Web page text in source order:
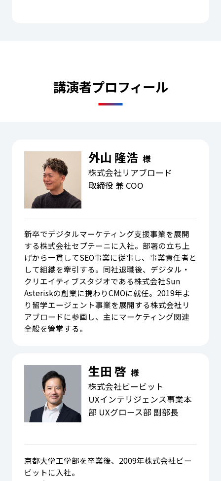
講演者プロフィール
外山 隆浩 様
株式会社リアブロード
取締役 兼 COO
新卒でデジタルマーケティング支援事業を展開
する株式会社セプテーニに入社。部署の立ち上
げから一貫してSEO事業に従事し、事業責任者と
して組織を牽引する。同社退職後、デジタル・
クリエイティブスタジオである株式会社Sun
Asteriskの創業に携わりCMOに就任。2019年よ
り留学エージェント事業を展開する株式会社リ
アブロードに参画し、主にマーケティング関連
全般を管掌する。
生田 啓 様
株式会社ビービット
UXインテリジェンス事業本
部 UXグロース部 副部長
京都大学工学部を卒業後、2009年株式会社ビー
ビットに入社。